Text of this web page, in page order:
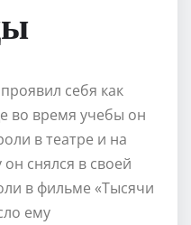
себя как
во время учебы он
в театре и на
снялся в своей
в фильме «Тысячи
ему